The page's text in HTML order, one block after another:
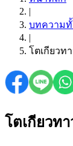
|
บทความ
|
โตเกียวทา
โตเกียวทา